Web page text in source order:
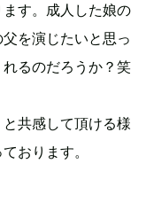
す。成人した娘の
を演じたいと思っ
るのだろうか？笑
共感して頂ける様
おります。